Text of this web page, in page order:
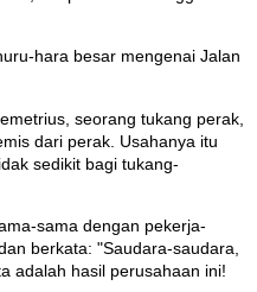
hara besar mengenai Jalan
seorang tukang perak,
dari perak. Usahanya itu
sedikit bagi tukang-
sama dengan pekerja-
berkata: "Saudara-saudara,
adalah hasil perusahaan ini!